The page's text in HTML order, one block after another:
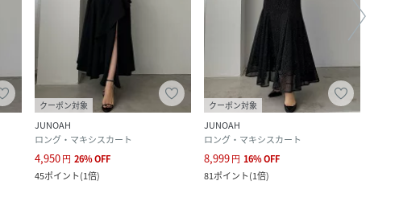
クーポン対象
JUNOAH
ロング・マキシスカート
4,950円 26%OFF
45ポイント(1倍)
クーポン対象
JUNOAH
ロング・マキシスカート
8,999円 16%OFF
81ポイント(1倍)